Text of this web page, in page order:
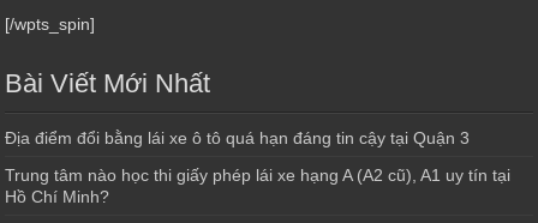
[/wpts_spin]
Bài Viết Mới Nhất
Địa điểm đổi bằng lái xe ô tô quá hạn đáng tin cậy tại Quận 3
Trung tâm nào học thi giấy phép lái xe hạng A (A2 cũ), A1 uy tín tại
Hồ Chí Minh?